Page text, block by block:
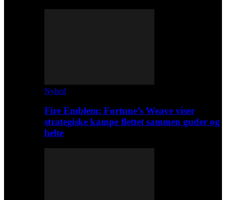
Nyhed
Fire Emblem: Fortune’s Weave viser
strategiske kampe flettet sammen guder og
helte